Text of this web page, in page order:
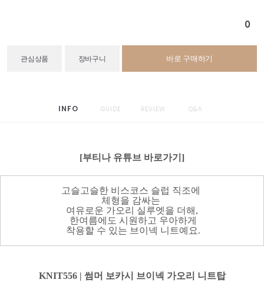
0
관심상품 장바구니 바로 구매하기
INFO GUIDE REVIEW Q&A
[부티나 유튜브 바로가기]
고슬고슬한 비스코스 슬럽 직조에
체형을 감싸는
여유로운 가오리 실루엣을 더해,
한여름에도 시원하고 우아하게
착용할 수 있는 브이넥 니트예요.
KNIT556 | 썸머 보카시 브이넥 가오리 니트탑